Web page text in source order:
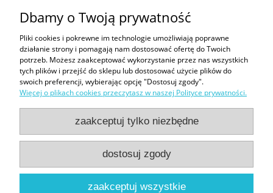
Dziękujemy, że wybraliście DiveMarket.pl. Jeżeli w trakcie procesu składania
zamówienia lub jego realizacji pojawią się jakieś pytania - zapraszamy do
kontaktu.
Tecline|Maski ze szkłami korekcyjnymi|Snorkeling|Kompas Suunto
Butla 300 bar|Bojka dekompresyjna|Sprzęt do nurkowania
Formy płatności:
Sklep nurkowy Warszawa | DiveMarket.pl | ul. Arrasowa 13, 01-981
Dbamy o Twoją prywatność
Pliki cookies i pokrewne im technologie umożliwiają poprawne
działanie strony i pomagają nam dostosować ofertę do Twoich
potrzeb. Możesz zaakceptować wykorzystanie przez nas wszystkich
tych plików i przejść do sklepu lub dostosować użycie plików do
swoich preferencji, wybierając opcję "Dostosuj zgody".
Więcej o plikach cookies przeczytasz w naszej Polityce prywatności.
zaakceptuj tylko niezbędne
dostosuj zgody
zaakceptuj wszystkie